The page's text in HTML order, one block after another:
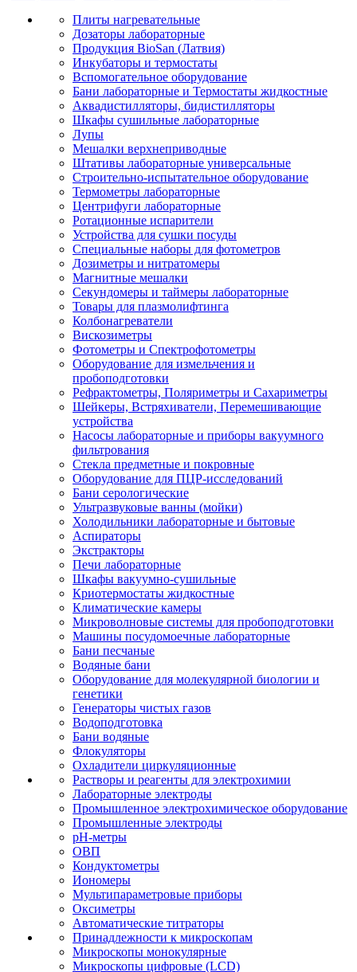
Плиты нагревательные
Дозаторы лабораторные
Продукция BioSan (Латвия)
Инкубаторы и термостаты
Вспомогательное оборудование
Бани лабораторные и Термостаты жидкостные
Аквадистилляторы, бидистилляторы
Шкафы сушильные лабораторные
Лупы
Мешалки верхнеприводные
Штативы лабораторные универсальные
Строительно-испытательное оборудование
Термометры лабораторные
Центрифуги лабораторные
Ротационные испарители
Устройства для сушки посуды
Специальные наборы для фотометров
Дозиметры и нитратомеры
Магнитные мешалки
Секундомеры и таймеры лабораторные
Товары для плазмолифтинга
Колбонагреватели
Вискозиметры
Фотометры и Спектрофотометры
Оборудование для измельчения и
пробоподготовки
Рефрактометры, Поляриметры и Сахариметры
Шейкеры, Встряхиватели, Перемешивающие
устройства
Насосы лабораторные и приборы вакуумного
фильтрования
Стекла предметные и покровные
Оборудование для ПЦР-исследований
Бани серологические
Ультразвуковые ванны (мойки)
Холодильники лабораторные и бытовые
Аспираторы
Экстракторы
Печи лабораторные
Шкафы вакуумно-сушильные
Криотермостаты жидкостные
Климатические камеры
Микроволновые системы для пробоподготовки
Машины посудомоечные лабораторные
Бани песчаные
Водяные бани
Оборудование для молекулярной биологии и
генетики
Генераторы чистых газов
Водоподготовка
Бани водяные
Флокуляторы
Охладители циркуляционные
Растворы и реагенты для электрохимии
Лабораторные электроды
Промышленное электрохимическое оборудование
Промышленные электроды
pH-метры
ОВП
Кондуктометры
Иономеры
Мультипараметровые приборы
Оксиметры
Автоматические титраторы
Принадлежности к микроскопам
Микроскопы монокулярные
Микроскопы цифровые (LCD)